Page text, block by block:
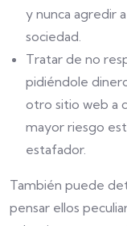
y nunca agredir
sociedad.
Tratar de no
pidiéndole
otro sitio web a
mayor riesgo
estafador.
También puede
pensar ellos